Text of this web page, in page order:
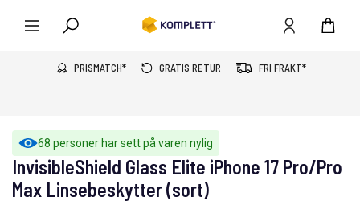
PRISMATCH* GRATIS RETUR FRI FRAKT*
68 personer har sett på varen nylig
InvisibleShield Glass Elite iPhone 17 Pro/Pro
Max Linsebeskytter (sort)